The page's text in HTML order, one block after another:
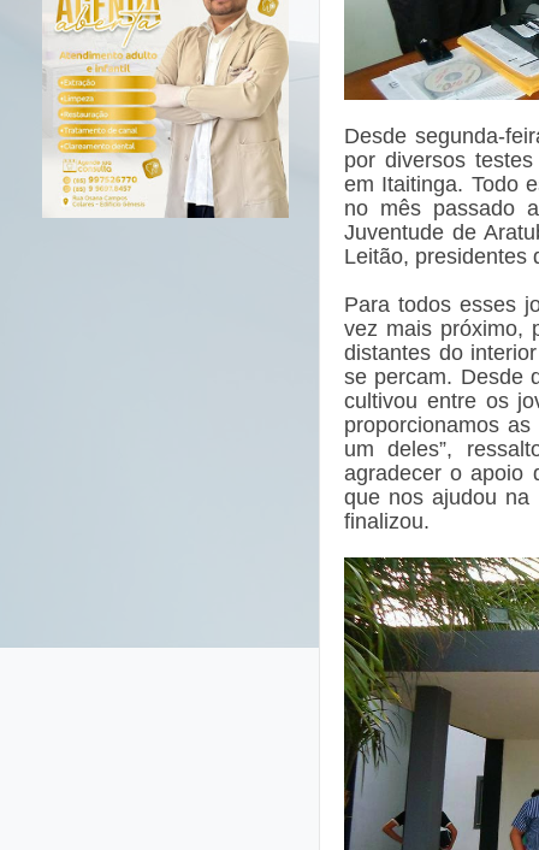
Desde segunda-
por diversos
em Itaitinga. Todo
no mês passado
Juventude de
Leitão, presidentes
Para todos esses
vez mais próximo,
distantes do
se percam. Desde
cultivou entre os
proporcionamos
um deles”,
agradecer o apoio
que nos ajudou na
finalizou.